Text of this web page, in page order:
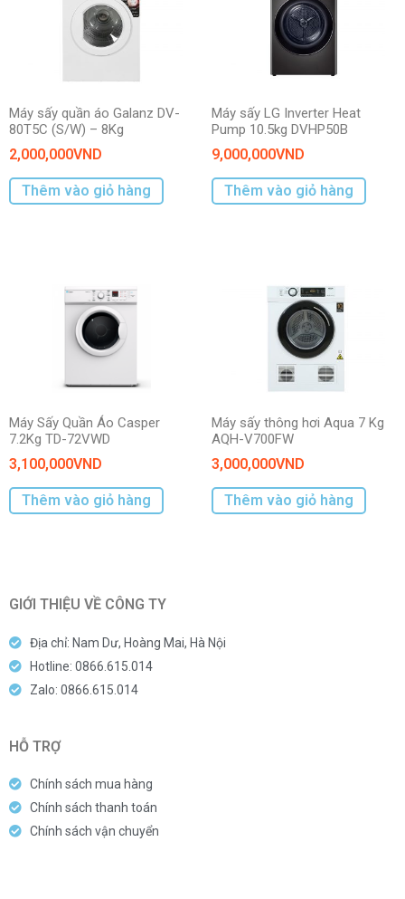
Máy sấy quần áo Galanz DV-
80T5C (S/W) – 8Kg
2,000,000VND
Thêm vào giỏ hàng
Máy sấy LG Inverter Heat
Pump 10.5kg DVHP50B
9,000,000VND
Thêm vào giỏ hàng
Máy Sấy Quần Áo Casper
7.2Kg TD-72VWD
3,100,000VND
Thêm vào giỏ hàng
Máy sấy thông hơi Aqua 7 Kg
AQH-V700FW
3,000,000VND
Thêm vào giỏ hàng
GIỚI THIỆU VỀ CÔNG TY
Địa chỉ: Nam Dư, Hoàng Mai, Hà Nội
Hotline: 0866.615.014
Zalo: 0866.615.014
HỖ TRỢ
Chính sách mua hàng
Chính sách thanh toán
Chính sách vận chuyển